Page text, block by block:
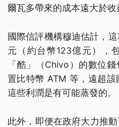
爾瓦多帶來的成本遠大於收
國際信評機構穆迪估計，
元（約台幣123億元），
「酷」（Chivo）的數位
置比特幣 ATM 等，遠超
這些利潤是有可能蒸發的。
此外，即便在政府大力推